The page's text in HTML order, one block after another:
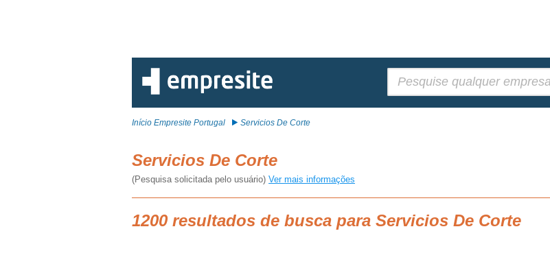
Início Empresite Portugal Servicios De Corte
Servicios De Corte
(Pesquisa solicitada pelo usuário) Ver mais informações
1200 resultados de busca para Servicios De Corte